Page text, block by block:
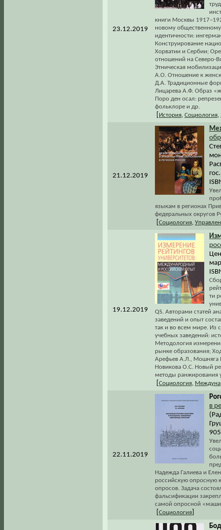
23.12.2019
книги Москвы
новому общественному
идентичности:
Конструирование
Хорватии и Сербии;
отношений на Северо-
Этническая
А.О. Отношение к
Д.А. Традиционные
Лицарева А.Ф. Образ
Поро ден осал:
фольклоре и др.
История Социология
21.12.2019
языкам в регионах
федеральных округов
Социология
19.12.2019
ти
QS. Авторами статей
заведений и опыт
так и во всем мире.
учебных заведений:
Методология
рынке образования;
Арефьев А.Л., Мошняга
Новикова О.С. Новый
методы ранжирования
Социология
22.11.2019
в
Надежда Галиева и
российскую опросную
опросов. Задача
фальсификации
самой опросной
Социология